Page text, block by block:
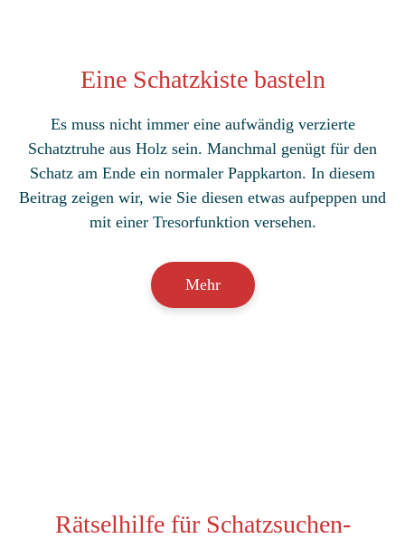
Eine Schatzkiste basteln
Es muss nicht immer eine aufwändig verzierte
Schatztruhe aus Holz sein. Manchmal genügt für den
Schatz am Ende ein normaler Pappkarton. In diesem
Beitrag zeigen wir, wie Sie diesen etwas aufpeppen und
mit einer Tresorfunktion versehen.
Mehr
Rätselhilfe für Schatzsuchen-